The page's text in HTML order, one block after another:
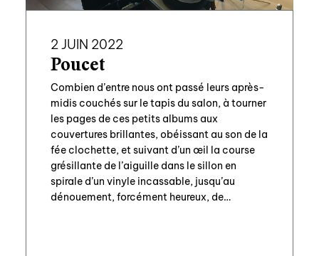
2 JUIN 2022
Poucet
Combien d’entre nous ont passé leurs après-
midis couchés sur le tapis du salon, à tourner
les pages de ces petits albums aux
couvertures brillantes, obéissant au son de la
fée clochette, et suivant d’un œil la course
grésillante de l’aiguille dans le sillon en
spirale d’un vinyle incassable, jusqu’au
dénouement, forcément heureux, de